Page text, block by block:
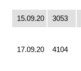
15.09.20 3053
17.09.20 4104